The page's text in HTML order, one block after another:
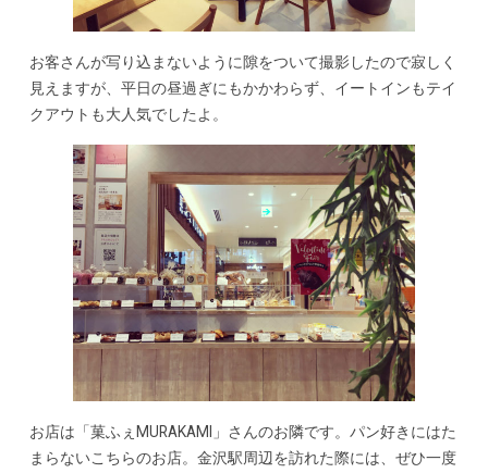
お客さんが写り込まないように隙をついて撮影したので寂しく
見えますが、平日の昼過ぎにもかかわらず、イートインもテイ
クアウトも大人気でしたよ。
お店は「菓ふぇMURAKAMI」さんのお隣です。パン好きにはた
まらないこちらのお店。金沢駅周辺を訪れた際には、ぜひ一度